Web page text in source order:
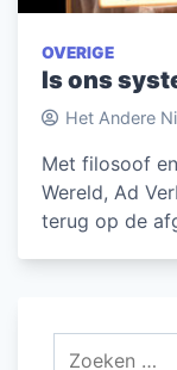
OVERIGE
Is ons
Het Andere
Met filosoof
Wereld, Ad
terug op de